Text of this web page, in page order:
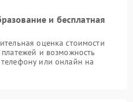
и бесплатная
оценка стоимости
и возможность
или онлайн на